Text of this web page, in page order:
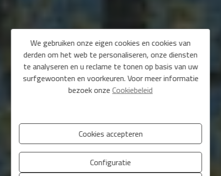
We gebruiken onze eigen cookies en cookies van
derden om het web te personaliseren, onze diensten
te analyseren en u reclame te tonen op basis van uw
surfgewoonten en voorkeuren. Voor meer informatie
bezoek onze Cookiebeleid
Cookies accepteren
Configuratie